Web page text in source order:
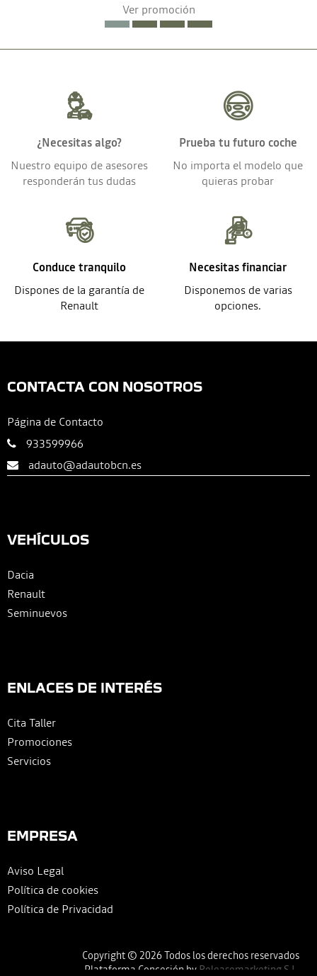
Ver promoción
¿Necesitas algo?
Nuestro equipo de asesores
responderán tus dudas
Prueba tu futuro coche
No importa el modelo que
quieras probar
Conduce tranquilo
Dispones de la garantía de
Renault
Necesitas financiar
Disponemos de varias
opciones.
CONTACTA CON NOSOTROS
Página de Contacto
933599966
adauto@adautobcn.es
VEHÍCULOS
Dacia
Renault
Seminuevos
ENLACES DE INTERÉS
Cita Taller
Promociones
Servicios
EMPRESA
Aviso Legal
Política de cookies
Política de Privacidad
Copyright © 2026 Todos los derechos reservados
Plataforma Concesión by Releasemarketing S.L.